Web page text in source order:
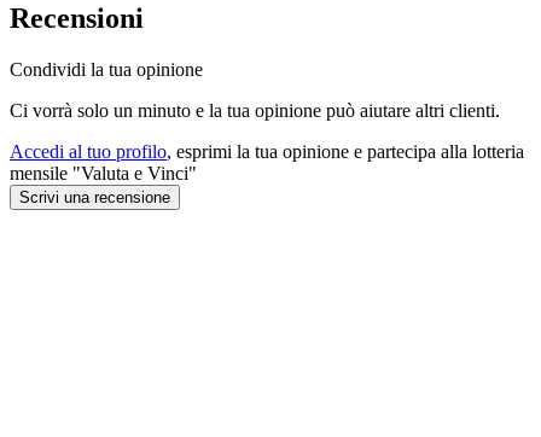
Recensioni
Condividi la tua opinione
Ci vorrà solo un minuto e la tua opinione può aiutare altri clienti.
Accedi al tuo profilo, esprimi la tua opinione e partecipa alla lotteria
mensile "Valuta e Vinci"
Scrivi una recensione